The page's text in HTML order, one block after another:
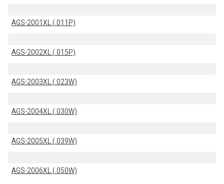
AGS-2001XL (.011P)
AGS-2002XL (.015P)
AGS-2003XL (.023W)
AGS-2004XL (.030W)
AGS-2005XL (.039W)
AGS-2006XL (.050W)